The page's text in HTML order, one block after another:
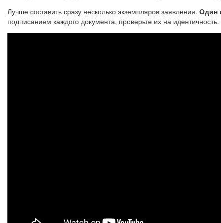
Лучше составить сразу несколько экземпляров заявления. Один
подписанием каждого документа, проверьте их на